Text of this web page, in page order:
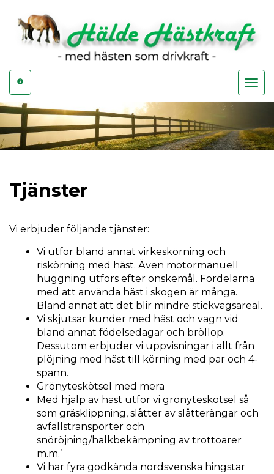
Toggle
Tjänster
Vi erbjuder följande tjänster:
Vi utför bland annat virkeskörning och
riskörning med häst. Även motormanuell
huggning utförs efter önskemål. Fördelarna
med att använda häst i skogen är många.
Bland annat att det blir mindre stickvägsareal.
Vi skjutsar kunder med häst och vagn vid
bland annat födelsedagar och bröllop.
Dessutom erbjuder vi uppvisningar i allt från
plöjning med häst till körning med par och 4-
spann.
Grönyteskötsel med mera
Med hjälp av häst utför vi grönyteskötsel så
som gräsklippning, slåtter av slåtterängar och
avfallstransporter och
snöröjning/halkbekämpning av trottoarer
m.m.’
Vi har fyra godkända nordsvenska hingstar